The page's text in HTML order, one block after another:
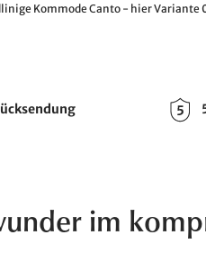
Kommode Canto - hier Variante
im